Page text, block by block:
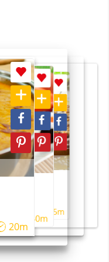
20m
40m
55m